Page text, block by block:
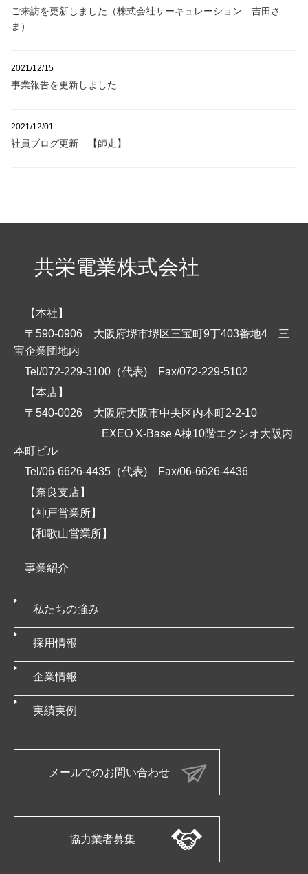
ご来訪を更新しました（株式会社サーキュレーション 吉田さ
ま）
2021/12/15
事業報告を更新しました
2021/12/01
社員ブログ更新 【師走】
共栄電業株式会社
【本社】
〒590-0906 大阪府堺市堺区三宝町9丁403番地4 三
宝企業団地内
Tel/072-229-3100（代表)
Fax/072-229-5102
【本店】
〒540-0026 大阪府大阪市中央区内本町2-2-10
EXEO X-Base A棟10階エクシオ大阪内
本町ビル
Tel/06-6626-4435（代表)
Fax/06-6626-4436
【奈良支店】
【神戸営業所】
【和歌山営業所】
事業紹介
私たちの強み
採用情報
企業情報
実績実例
メールでのお問い合わせ
協力業者募集